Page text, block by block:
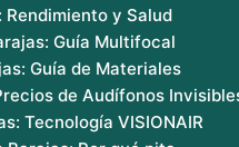
y Salud
Guía Multifocal
Guía de Materiales
de Audífonos
Tecnología VISIONAIR